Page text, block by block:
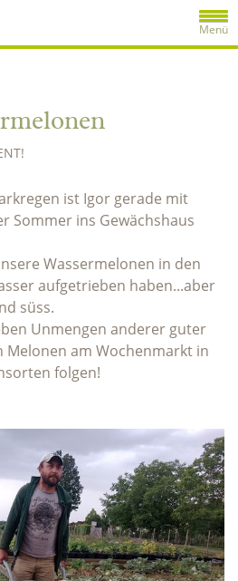
Menü
ist Igor gerade mit
Sommer ins Gewächshaus
Wassermelonen in den
aufgetrieben haben...aber
süss.
Unmengen anderer guter
Melonen am Wochenmarkt in
folgen!